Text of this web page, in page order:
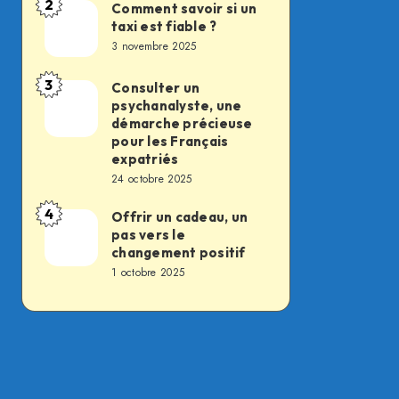
des
du
feu,
transformation
silencieuse
métier
essentiel
Comment
si
un
est
2
Comment savoir si un
taxi est fiable ?
3 novembre 2025
Consulter
psychanalyste,
précieuse
les
expatriés
3
Consulter un
psychanalyste, une
démarche précieuse
pour les Français
expatriés
24 octobre 2025
Offrir
cadeau,
4
Offrir un cadeau, un
pas vers le
changement positif
1 octobre 2025